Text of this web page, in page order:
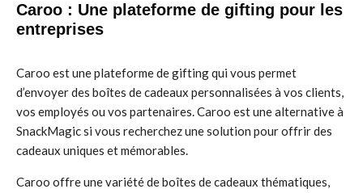
Caroo : Une plateforme de gifting pour les
entreprises
Caroo est une plateforme de gifting qui vous permet
d’envoyer des boîtes de cadeaux personnalisées à vos clients,
vos employés ou vos partenaires. Caroo est une alternative à
SnackMagic si vous recherchez une solution pour offrir des
cadeaux uniques et mémorables.
Caroo offre une variété de boîtes de cadeaux thématiques,